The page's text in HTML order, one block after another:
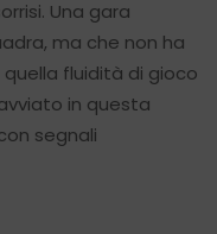
Una gara
ma che non ha
fluidità di gioco
in questa
segnali